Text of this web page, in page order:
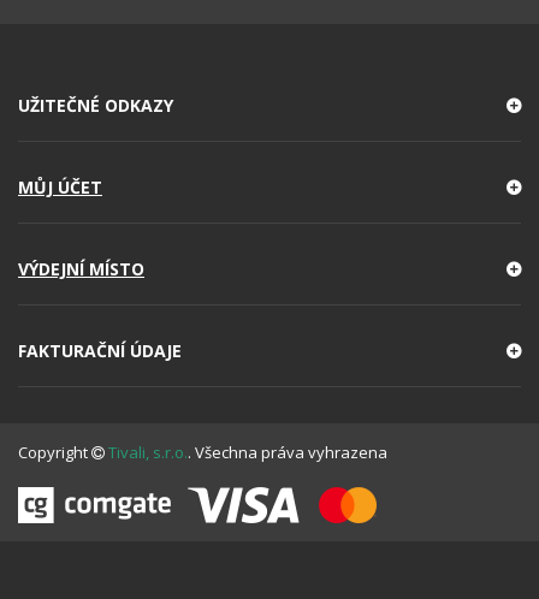
UŽITEČNÉ ODKAZY
MŮJ ÚČET
VÝDEJNÍ MÍSTO
FAKTURAČNÍ ÚDAJE
Copyright Tivali, s.r.o.. Všechna práva vyhrazena